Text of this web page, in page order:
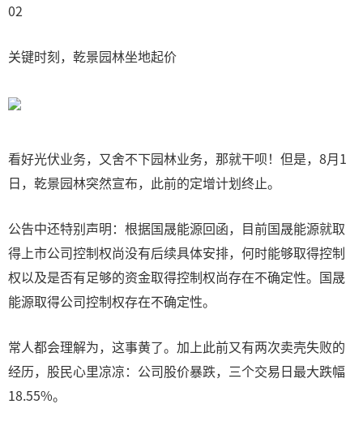
02
关键时刻，乾景园林坐地起价
看好光伏业务，又舍不下园林业务，那就干呗！但是，8月1
日，乾景园林突然宣布，此前的定增计划终止。
公告中还特别声明：根据国晟能源回函，目前国晟能源就取
得上市公司控制权尚没有后续具体安排，何时能够取得控制
权以及是否有足够的资金取得控制权尚存在不确定性。国晟
能源取得公司控制权存在不确定性。
常人都会理解为，这事黄了。加上此前又有两次卖壳失败的
经历，股民心里凉凉：公司股价暴跌，三个交易日最大跌幅
18.55%。